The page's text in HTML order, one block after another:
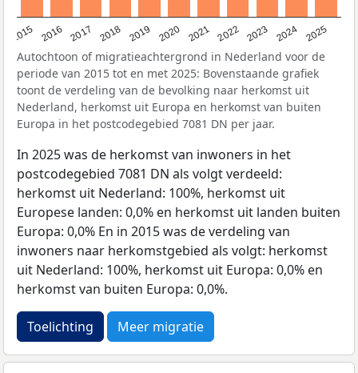
2015 2016 2017 2018 2019 2020 2021 2022 2023 2024 2025
Autochtoon of migratieachtergrond in Nederland voor de
periode van 2015 tot en met 2025: Bovenstaande grafiek
toont de verdeling van de bevolking naar herkomst uit
Nederland, herkomst uit Europa en herkomst van buiten
Europa in het postcodegebied 7081 DN per jaar.
In 2025 was de herkomst van inwoners in het
postcodegebied 7081 DN als volgt verdeeld:
herkomst uit Nederland: 100%, herkomst uit
Europese landen: 0,0% en herkomst uit landen buiten
Europa: 0,0% En in 2015 was de verdeling van
inwoners naar herkomstgebied als volgt: herkomst
uit Nederland: 100%, herkomst uit Europa: 0,0% en
herkomst van buiten Europa: 0,0%.
Toelichting Meer migratie